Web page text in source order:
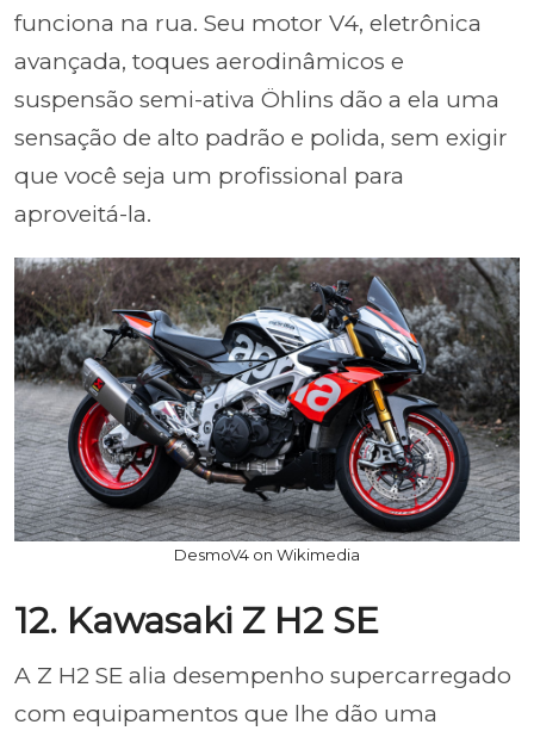
funciona na rua. Seu motor V4, eletrônica
avançada, toques aerodinâmicos e
suspensão semi-ativa Öhlins dão a ela uma
sensação de alto padrão e polida, sem exigir
que você seja um profissional para
aproveitá-la.
DesmoV4 on Wikimedia
12. Kawasaki Z H2 SE
A Z H2 SE alia desempenho supercarregado
com equipamentos que lhe dão uma